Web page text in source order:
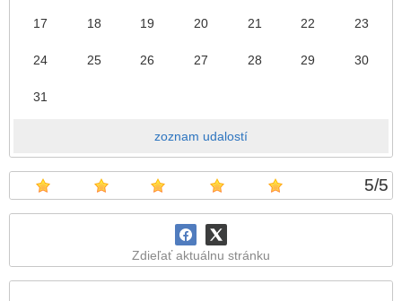
17 18 19 20 21 22 23
24 25 26 27 28 29 30
31
zoznam udalostí
5/5
Zdieľať aktuálnu stránku